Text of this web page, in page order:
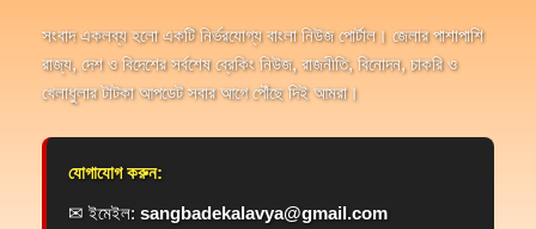
সংবাদ একলব্য হলো একটি নির্ভরযোগ্য বাংলা নিউজ পোর্টাল। জেলার পাশাপাশি
রাজ্য, দেশ ও বিদেশের সর্বশেষ ব্রেকিং নিউজ, রাজনীতি, বিনোদন, চাকরি ও
খেলাধুলার টাটকা আপডেট সবার আগে পৌঁছে দিই আমরা।
যোগাযোগ করুন:
✉ ইমেইল: sangbadekalavya@gmail.com